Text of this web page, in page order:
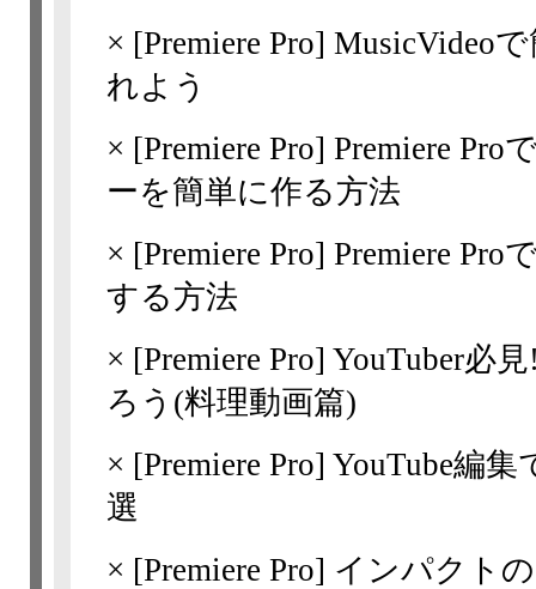
× [Premiere Pro] MusicVideo
れよう
× [Premiere Pro] Premiere Pro
ーを簡単に作る方法
× [Premiere Pro] Premiere Pro
する方法
× [Premiere Pro] YouTuber必
ろう(料理動画篇)
× [Premiere Pro] YouTube編
選
× [Premiere Pro] インパクト